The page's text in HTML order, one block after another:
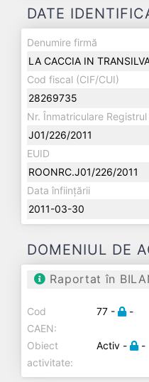
DATE
Denumire firmă
LA CACCIA IN
Cod fiscal (CIF/CUI)
28269735
Nr. Înmatriculare
J01/226/2011
EUID
ROONRC.J01/226/2011
Data înființării
2011-03-30
DOMENIUL DE
Raportat în
Cod
CAEN:
77 - -
Obiect
activitate:
Activ - -